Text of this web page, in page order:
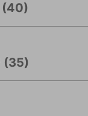
(40)
(35)